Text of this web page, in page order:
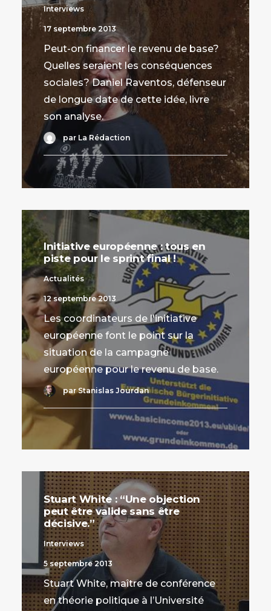
Interviews
17 septembre 2013
Peut-on financer le revenu de base?
Quelles seraient les conséquences
sociales? Daniel Raventos, défenseur
de longue date de cette idée, livre
son analyse.
par La Rédaction
Initiative européenne : tous en
piste pour le sprint final !
Actualités
12 septembre 2013
Les coordinateurs de l'initiative
européenne font le point sur la
situation de la campagne
européenne pour le revenu de base.
par Stanislas Jourdan
Stuart White : “Une objection
peut être valide sans être
décisive.”
Interviews
5 septembre 2013
Stuart White, maître de conférence
en théorie politique à l’Université